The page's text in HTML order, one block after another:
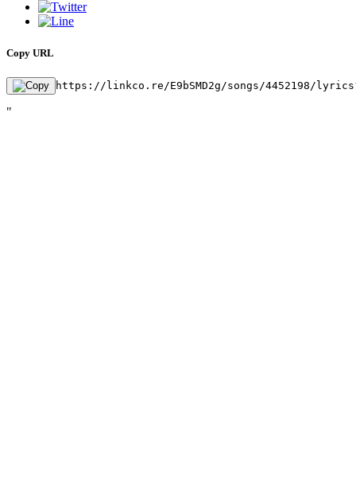
Copy URL
https://linkco.re/E9bSMD2g/songs/4452198/
"